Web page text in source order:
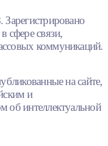
сфере связи,
коммуникаций.
на сайте,
и
об интеллектуальной